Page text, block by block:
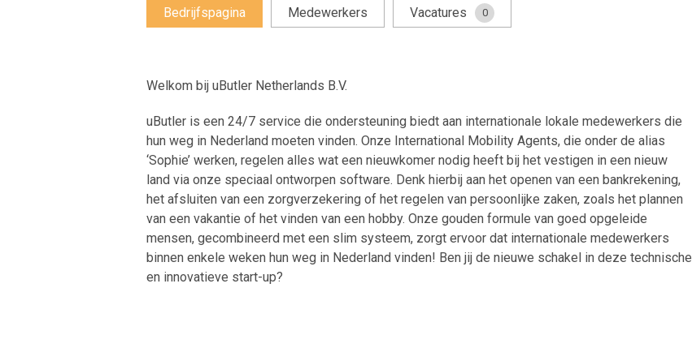
Bedrijfspagina Medewerkers Vacatures 0
Welkom bij uButler Netherlands B.V.
uButler is een 24/7 service die ondersteuning biedt aan internationale lokale medewerkers die
hun weg in Nederland moeten vinden. Onze International Mobility Agents, die onder de alias
‘Sophie’ werken, regelen alles wat een nieuwkomer nodig heeft bij het vestigen in een nieuw
land via onze speciaal ontworpen software. Denk hierbij aan het openen van een bankrekening,
het afsluiten van een zorgverzekering of het regelen van persoonlijke zaken, zoals het plannen
van een vakantie of het vinden van een hobby. Onze gouden formule van goed opgeleide
mensen, gecombineerd met een slim systeem, zorgt ervoor dat internationale medewerkers
binnen enkele weken hun weg in Nederland vinden! Ben jij de nieuwe schakel in deze technische
en innovatieve start-up?